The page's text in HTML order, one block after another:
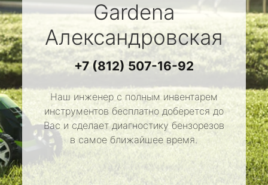
Gardena
Александровская
+7 (812) 507-16-92
Наш инженер с полным инвентарем
инструментов бесплатно доберется до
Вас и сделает диагностику бензорезов
в самое ближайшее время.